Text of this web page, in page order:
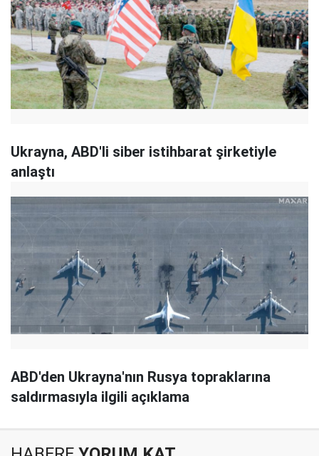
Ukrayna, ABD'li siber istihbarat şirketiyle
anlaştı
ABD'den Ukrayna'nın Rusya topraklarına
saldırmasıyla ilgili açıklama